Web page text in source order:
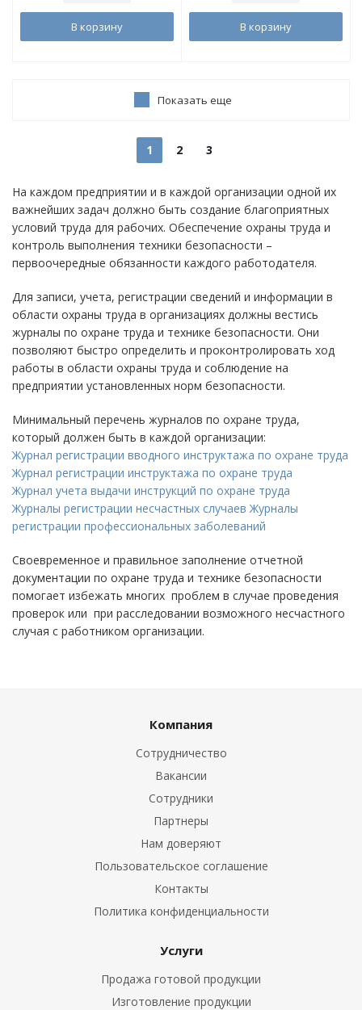
В корзину В корзину
Показать еще
1 2 3
На каждом предприятии и в каждой организации одной их
важнейших задач должно быть создание благоприятных
условий труда для рабочих. Обеспечение охраны труда и
контроль выполнения техники безопасности –
первоочередные обязанности каждого работодателя.
Для записи, учета, регистрации сведений и информации в
области охраны труда в организациях должны вестись
журналы по охране труда и технике безопасности. Они
позволяют быстро определить и проконтролировать ход
работы в области охраны труда и соблюдение на
предприятии установленных норм безопасности.
Минимальный перечень журналов по охране труда,
который должен быть в каждой организации:
Журнал регистрации вводного инструктажа по охране труда
Журнал регистрации инструктажа по охране труда
Журнал учета выдачи инструкций по охране труда
Журналы регистрации несчастных случаевЖурналы
регистрации профессиональных заболеваний
Своевременное и правильное заполнение отчетной
документации по охране труда и технике безопасности
помогает избежать многих проблем в случае проведения
проверок или при расследовании возможного несчастного
случая с работником организации.
Компания
Сотрудничество
Вакансии
Сотрудники
Партнеры
Нам доверяют
Пользовательское соглашение
Контакты
Политика конфиденциальности
Услуги
Продажа готовой продукции
Изготовление продукции